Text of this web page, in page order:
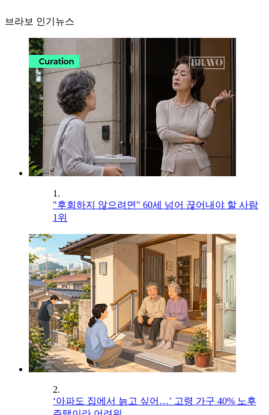
브라보 인기뉴스
1.
"후회하지 않으려면" 60세 넘어 끊어내야 할 사람
1위
2.
‘아파도 집에서 늙고 싶어…’ 고령 가구 40% 노후